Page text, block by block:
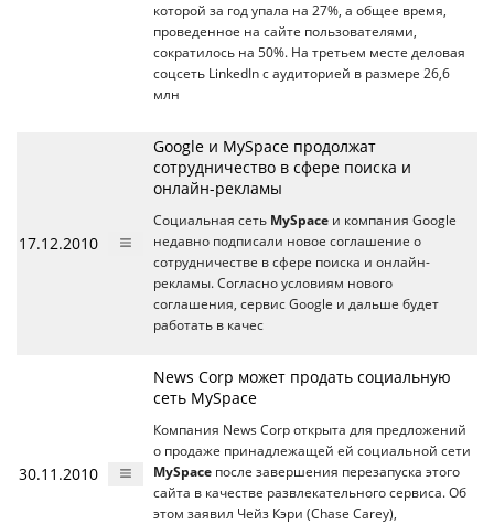
которой за год упала на 27%, а общее время,
проведенное на сайте пользователями,
сократилось на 50%. На третьем месте деловая
соцсеть LinkedIn с аудиторией в размере 26,6
млн
17.12.2010
Google и MySpace продолжат
сотрудничество в сфере поиска и
онлайн-рекламы
Социальная сеть MySpace и компания Google
недавно подписали новое соглашение о
сотрудничестве в сфере поиска и онлайн-
рекламы. Согласно условиям нового
соглашения, сервис Google и дальше будет
работать в качес
30.11.2010
News Corp может продать социальную
сеть MySpace
Компания News Corp открыта для предложений
о продаже принадлежащей ей социальной сети
MySpace после завершения перезапуска этого
сайта в качестве развлекательного сервиса. Об
этом заявил Чейз Кэри (Chase Carey),